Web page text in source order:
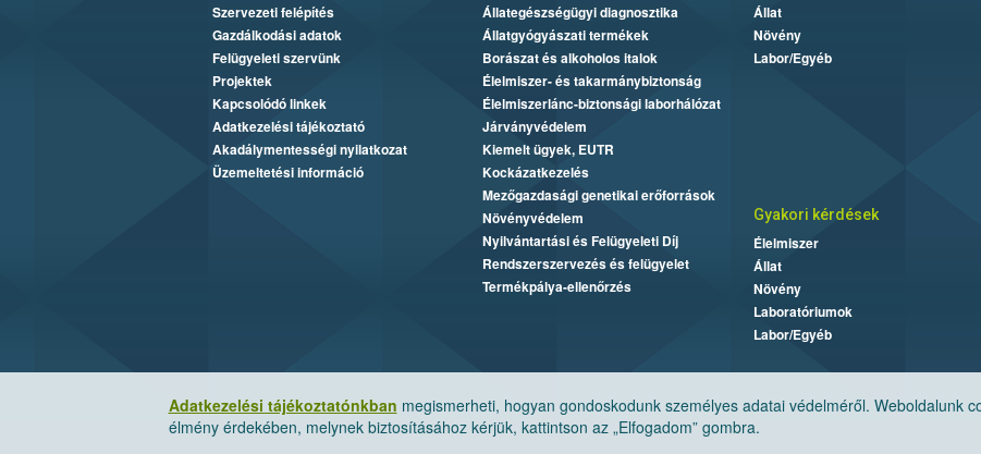
Adatkezelési tájékoztatónkban megismerheti, hogyan gondoskodunk személyes adatai védelméről. Weboldalunk
élmény érdekében, melynek biztosításához kérjük, kattintson az „Elfogadom” gombra.
Szervezeti felépítés
Gazdálkodási adatok
Felügyeleti szervünk
Projektek
Kapcsolódó linkek
Adatkezelési tájékoztató
Akadálymentességi nyilatkozat
Üzemeltetési információ
Állategészségügyi diagnosztika
Állatgyógyászati termékek
Borászat és alkoholos italok
Élelmiszer- és takarmánybiztonság
Élelmiszerlánc-biztonsági laborhálózat
Járványvédelem
Kiemelt ügyek, EUTR
Kockázatkezelés
Mezőgazdasági genetikai erőforrások
Növényvédelem
Nyilvántartási és Felügyeleti Díj
Rendszerszervezés és felügyelet
Termékpálya-ellenőrzés
Állat
Növény
Labor/Egyéb
Gyakori kérdések
Élelmiszer
Állat
Növény
Laboratóriumok
Labor/Egyéb